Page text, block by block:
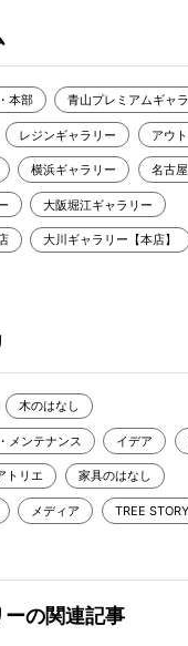
本部 青山プレミアムギャ
レジンギャラリー アウ
横浜ギャラリー 名古
大阪堀江ギャラリー
大川ギャラリー【本店】
木のはなし
メンテナンス イデア
トリエ 家具のはなし
メディア TREE STORY
の関連記事